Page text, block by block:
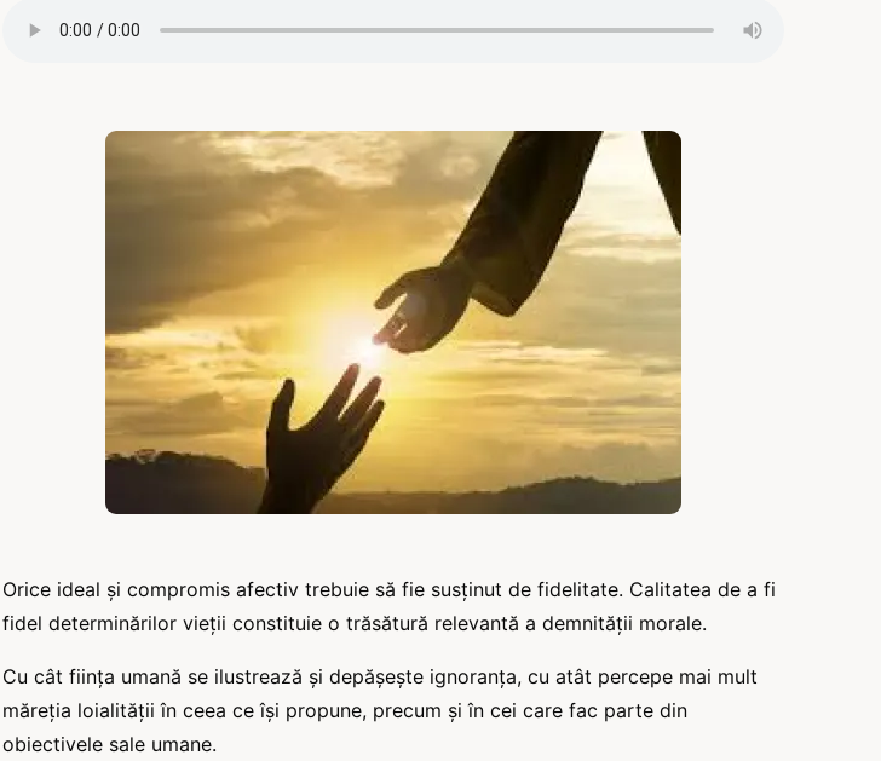
Orice ideal și compromis afectiv trebuie să fie susținut de fidelitate. Calitatea de a fi
fidel determinărilor vieții constituie o trăsătură relevantă a demnității morale.
Cu cât ființa umană se ilustrează și depășește ignoranța, cu atât percepe mai mult
măreția loialității în ceea ce își propune, precum și în cei care fac parte din
obiectivele sale umane.